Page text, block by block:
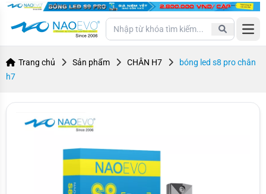
Trang chủ Sản phẩm CHÂN H7
bóng led s8 pro chân
h7